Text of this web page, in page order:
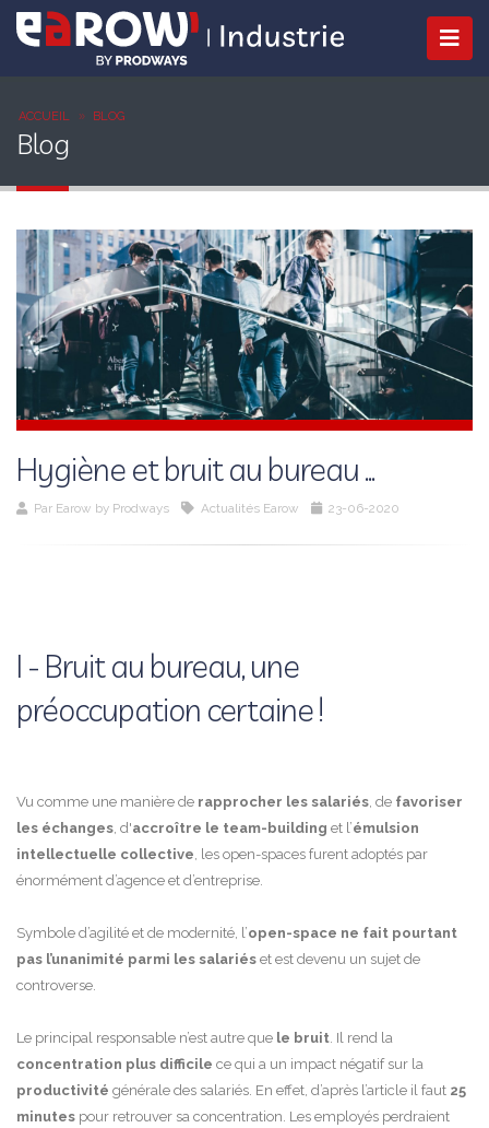
ACCUEIL BLOG
Blog
Hygiène et bruit au bureau ...
Par Earow by Prodways Actualités Earow 23-06-2020
I - Bruit au bureau, une
préoccupation certaine !
Vu comme une manière de rapprocher les salariés, de favoriser
les échanges, d'accroître le team-building et l’émulsion
intellectuelle collective, les open-spaces furent adoptés par
énormément d’agence et d’entreprise.
Symbole d’agilité et de modernité, l’open-space ne fait pourtant
pas l’unanimité parmi les salariés et est devenu un sujet de
controverse.
Le principal responsable n’est autre que le bruit. Il rend la
concentration plus difficile ce qui a un impact négatif sur la
productivité générale des salariés. En effet, d’après l’article il faut 25
minutes pour retrouver sa concentration. Les employés perdraient